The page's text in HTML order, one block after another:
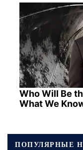
Who Will Be
What We
ПОПУЛЯРНЫЕ